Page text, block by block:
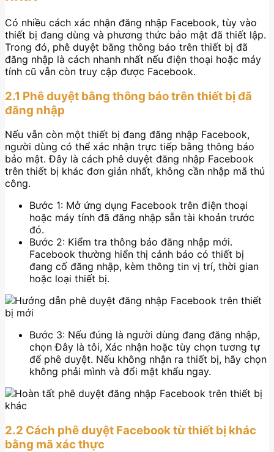
Có nhiều cách xác nhận đăng nhập Facebook, tùy vào
thiết bị đang dùng và phương thức bảo mật đã thiết lập.
Trong đó, phê duyệt bằng thông báo trên thiết bị đã
đăng nhập là cách nhanh nhất nếu điện thoại hoặc máy
tính cũ vẫn còn truy cập được Facebook.
2.1 Phê duyệt bằng thông báo trên thiết bị đã
đăng nhập
Nếu vẫn còn một thiết bị đang đăng nhập Facebook,
người dùng có thể xác nhận trực tiếp bằng thông báo
bảo mật. Đây là cách phê duyệt đăng nhập Facebook
trên thiết bị khác đơn giản nhất, không cần nhập mã thủ
công.
Bước 1: Mở ứng dụng Facebook trên điện thoại
hoặc máy tính đã đăng nhập sẵn tài khoản trước
đó.
Bước 2: Kiểm tra thông báo đăng nhập mới.
Facebook thường hiển thị cảnh báo có thiết bị
đang cố đăng nhập, kèm thông tin vị trí, thời gian
hoặc loại thiết bị.
Bước 3: Nếu đúng là người dùng đang đăng nhập,
chọn Đây là tôi, Xác nhận hoặc tùy chọn tương tự
để phê duyệt. Nếu không nhận ra thiết bị, hãy chọn
không phải mình và đổi mật khẩu ngay.
2.2 Cách phê duyệt Facebook từ thiết bị khác
bằng mã xác thực